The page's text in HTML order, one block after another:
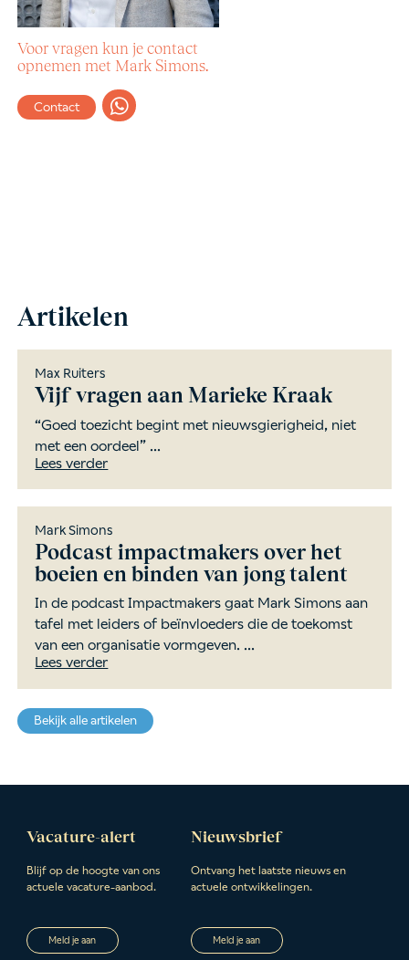
Voor vragen kun je contact
opnemen met Mark Simons.
Contact
Artikelen
Max Ruiters
Vijf vragen aan Marieke Kraak
“Goed toezicht begint met nieuwsgierigheid, niet
met een oordeel” ...
Lees verder
Mark Simons
Podcast impactmakers over het
boeien en binden van jong talent
In de podcast Impactmakers gaat Mark Simons aan
tafel met leiders of beïnvloeders die de toekomst
van een organisatie vormgeven. ...
Lees verder
Bekijk alle artikelen
Vacature-alert
Blijf op de hoogte van ons
actuele vacature-aanbod.
Meld je aan
Nieuwsbrief
Ontvang het laatste nieuws en
actuele ontwikkelingen.
Meld je aan